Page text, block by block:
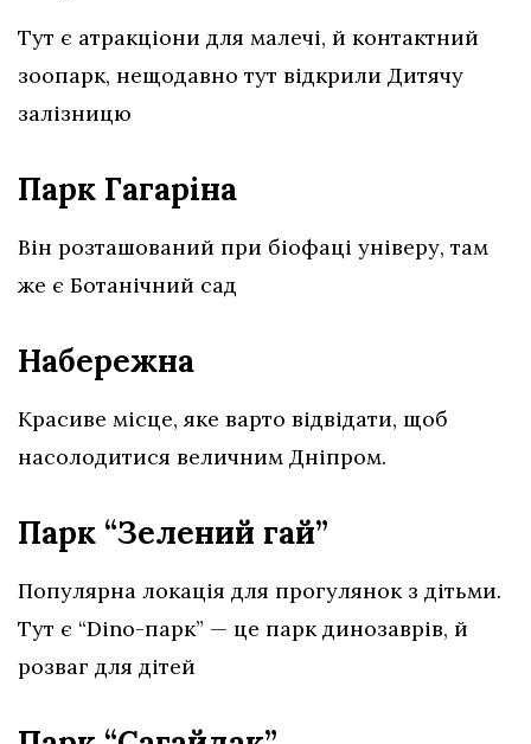
Тут є атракціони для малечі, й контактний
зоопарк, нещодавно тут відкрили Дитячу
залізницю
Парк Гагаріна
Він розташований при біофаці універу, там
же є Ботанічний сад
Набережна
Красиве місце, яке варто відвідати, щоб
насолодитися величним Дніпром.
Парк “Зелений гай”
Популярна локація для прогулянок з дітьми.
Тут є “Dino-парк” — це парк динозаврів, й
розваг для дітей